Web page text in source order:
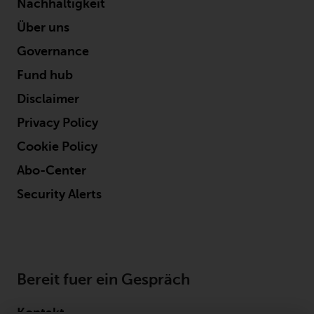
Der Inhalt dieser Website sollte
gemäß den Gesetzen von England
werden, und die Gerichte dieser
Gerichtsbarkeit haben die
ausschließliche Zuständigkeit für
alle auftretenden Streitigkeiten,
es sei denn, diese Inhalte
unterliegen ausdrücklich den
Gesetzen von eine andere
Gerichtsbarkeit. Wenn ein
zuständiges Gericht aus
wird diese Bestimmung im
maximal zulässigen Umfang
durchgesetzt, und der Rest dieser
Nachhaltigkeit
Über uns
Governance
Fund hub
Disclaimer
Privacy Policy
Cookie Policy
Abo-Center
Security Alerts
Bereit fuer ein Gespräch